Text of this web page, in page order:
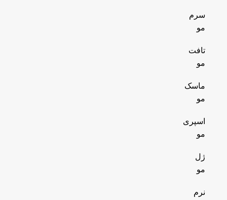
سرم
مو
تافت
مو
ماسک
مو
اسپری
مو
ژل
مو
نرم